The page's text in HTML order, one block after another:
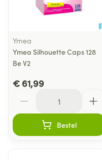
Ymea
Ymea Silhouette Caps 128
Be V2
€ 61,99
Bestel